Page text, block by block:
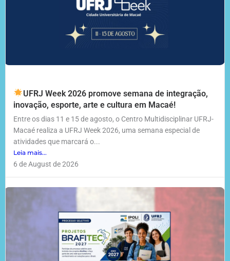
UFRJ Week 2026 promove semana de integração,
inovação, esporte, arte e cultura em Macaé!
Entre os dias 11 e 15 de agosto, o Centro Multidisciplinar UFRJ-
Macaé realiza a UFRJ Week 2026, uma semana especial de
atividades que marcará o...
Leia mais...
6 de August de 2026